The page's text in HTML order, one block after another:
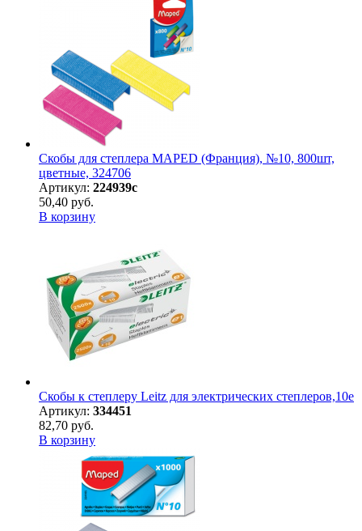
Скобы для степлера MAPED (Франция), №10, 800шт,
цветные, 324706
Артикул: 224939с
50,40 руб.
В корзину
Скобы к степлеру Leitz для электрических степлеров,10e
Артикул: 334451
82,70 руб.
В корзину